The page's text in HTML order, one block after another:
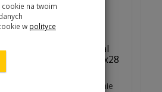
Opona Continental
Sport Contact II 622x28
Artykuł na zamówienie
cookie na twoim
w polityce